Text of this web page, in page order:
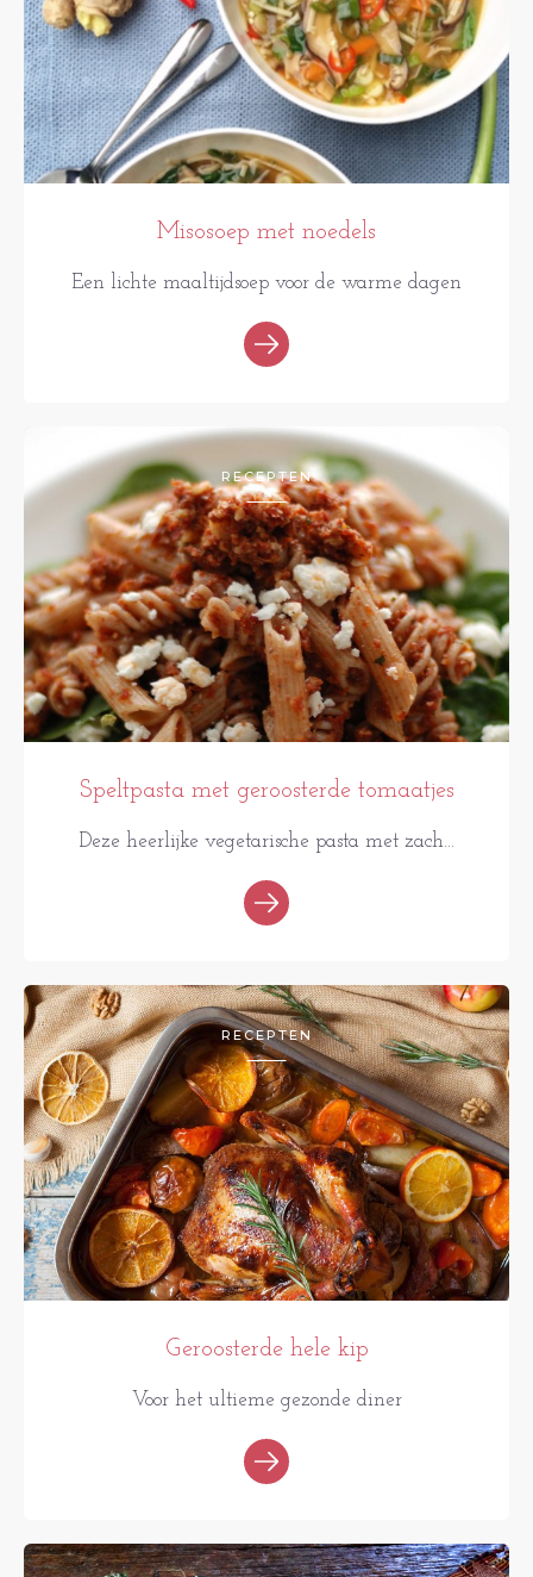
Misosoep met noedels
Een lichte maaltijdsoep voor de warme dagen
RECEPTEN
Speltpasta met geroosterde tomaatjes
Deze heerlijke vegetarische pasta met zach...
RECEPTEN
Geroosterde hele kip
Voor het ultieme gezonde diner